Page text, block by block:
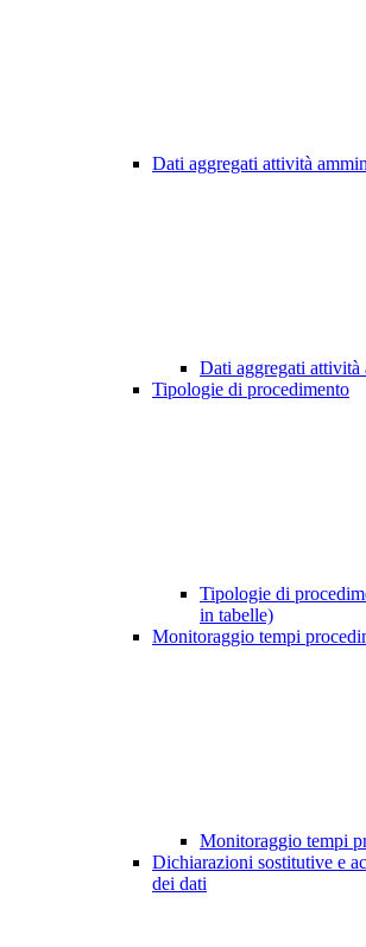
Dati aggregati attività
Dati aggregati attività
Tipologie di procedimento
Tipologie di
in tabelle)
Monitoraggio tempi
Monitoraggio tempi
Dichiarazioni sostitutive e
dei dati